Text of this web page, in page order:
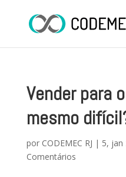
Vender para
mesmo
por CODEMEC RJ | 5, jan
Comentários